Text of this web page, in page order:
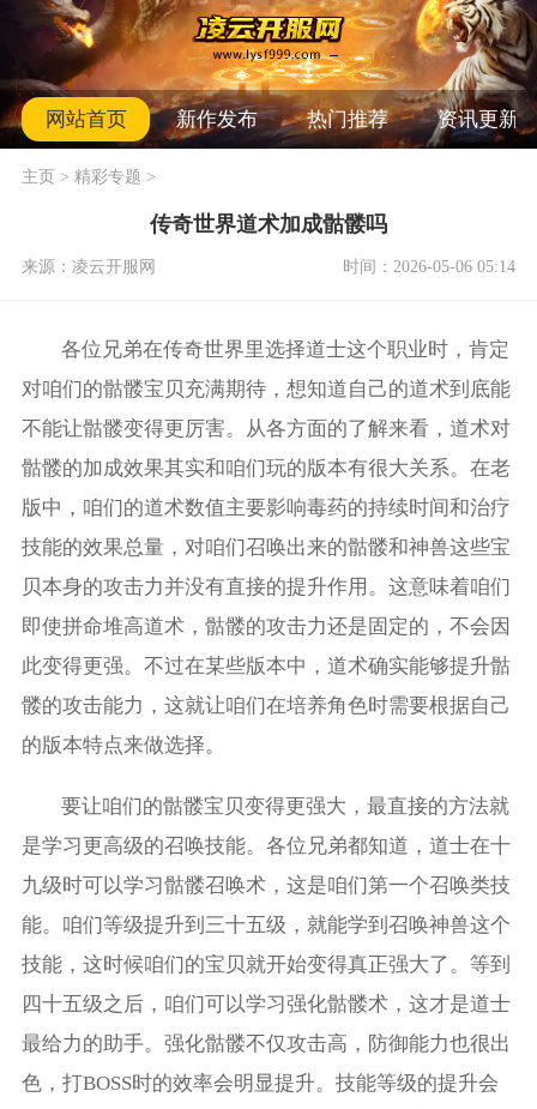
网站首页 新作发布 热门推荐 资讯更新
主页> 精彩专题 >
传奇世界道术加成骷髅吗
来源：凌云开服网 时间：2026-05-06 05:14
各位兄弟在传奇世界里选择道士这个职业时，肯定
对咱们的骷髅宝贝充满期待，想知道自己的道术到底能
不能让骷髅变得更厉害。从各方面的了解来看，道术对
骷髅的加成效果其实和咱们玩的版本有很大关系。在老
版中，咱们的道术数值主要影响毒药的持续时间和治疗
技能的效果总量，对咱们召唤出来的骷髅和神兽这些宝
贝本身的攻击力并没有直接的提升作用。这意味着咱们
即使拼命堆高道术，骷髅的攻击力还是固定的，不会因
此变得更强。不过在某些版本中，道术确实能够提升骷
髅的攻击能力，这就让咱们在培养角色时需要根据自己
的版本特点来做选择。
要让咱们的骷髅宝贝变得更强大，最直接的方法就
是学习更高级的召唤技能。各位兄弟都知道，道士在十
九级时可以学习骷髅召唤术，这是咱们第一个召唤类技
能。咱们等级提升到三十五级，就能学到召唤神兽这个
技能，这时候咱们的宝贝就开始变得真正强大了。等到
四十五级之后，咱们可以学习强化骷髅术，这才是道士
最给力的助手。强化骷髅不仅攻击高，防御能力也很出
色，打BOSS时的效率会明显提升。技能等级的提升会